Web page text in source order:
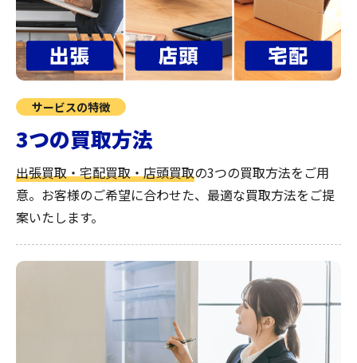
サービスの特徴
3つの買取方法
出張買取・宅配買取・店頭買取の3つの買取方法をご用
意。お客様のご希望に合わせた、最適な買取方法をご提
案いたします。